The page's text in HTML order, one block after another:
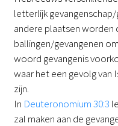
letterlijk
andere plaatsen worden
ballingen/gevangenen
woord gevangenis
waar het een gevolg van
zijn.
In Deuteronomium 30:3
zal maken aan de